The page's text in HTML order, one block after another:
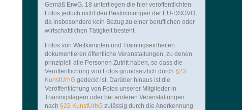
Gemäß ErwG. 18 unterliegen die hier veröffentlichten
Fotos jedoch nicht den Bestimmungen der EU-DSGVO,
da insbesondere kein Bezug zu einer beruflichen oder
wirtschaftlichen Tätigkeit besteht.
Fotos von Wettkämpfen und Trainingseinheiten
dokumentieren öffentliche Veranstaltungen, zu denen
prinzipiell alle Personen Zutritt haben, so dass die
Veröffentlichung von Fotos grundsätzlich durch §23
KunstUrhGgedeckt ist. Darüber hinaus ist die
Veröffentlichung von Fotos unserer Mitglieder in
Trainingslagern oder bei anderen Veranstaltungen
nach §22 KunstUrhG zulässig durch die Anerkennung